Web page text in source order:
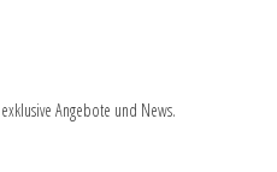
Angebote und News.